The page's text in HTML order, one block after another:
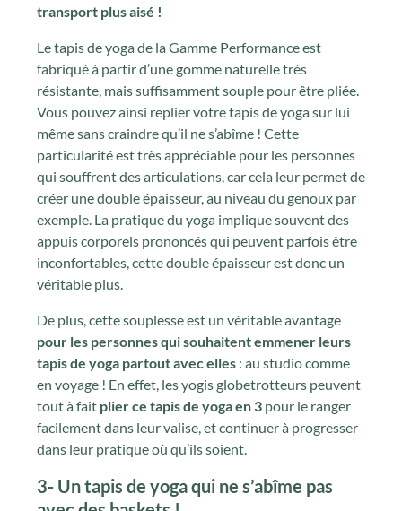
transport plus aisé !
Le tapis de yoga de la Gamme Performance est
fabriqué à partir d’une gomme naturelle très
résistante, mais suffisamment souple pour être pliée.
Vous pouvez ainsi replier votre tapis de yoga sur lui
même sans craindre qu’il ne s’abîme ! Cette
particularité est très appréciable pour les personnes
qui souffrent des articulations, car cela leur permet de
créer une double épaisseur, au niveau du genoux par
exemple. La pratique du yoga implique souvent des
appuis corporels prononcés qui peuvent parfois être
inconfortables, cette double épaisseur est donc un
véritable plus.
De plus, cette souplesse est un véritable avantage
pour les personnes qui souhaitent emmener leurs
tapis de yoga partout avec elles : au studio comme
en voyage ! En effet, les yogis globetrotteurs peuvent
tout à fait plier ce tapis de yoga en 3 pour le ranger
facilement dans leur valise, et continuer à progresser
dans leur pratique où qu’ils soient.
3- Un tapis de yoga qui ne s’abîme pas